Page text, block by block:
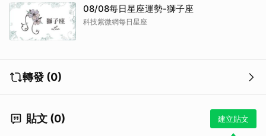
08/08每日星座運勢-獅子座
科技紫微網每日星座
轉發 (0)
貼文 (0) 建立貼文